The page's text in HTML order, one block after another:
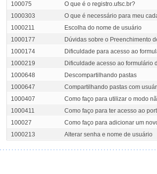
100075
O que é o registro.ufsc.br?
1000303
O que é necessário para meu
1000211
Escolha do nome de usuário
1000177
Dúvidas sobre o Preenchimento
1000174
Dificuldade para acesso ao
1000219
Dificuldade acesso ao formulário
1000648
Descompartilhando pastas
1000647
Compartilhando pastas com
1000407
Como faço para utilizar o modo
1000411
Como faço para ter acesso ao
100027
Como faço para adicionar um
1000213
Alterar senha e nome de usuário